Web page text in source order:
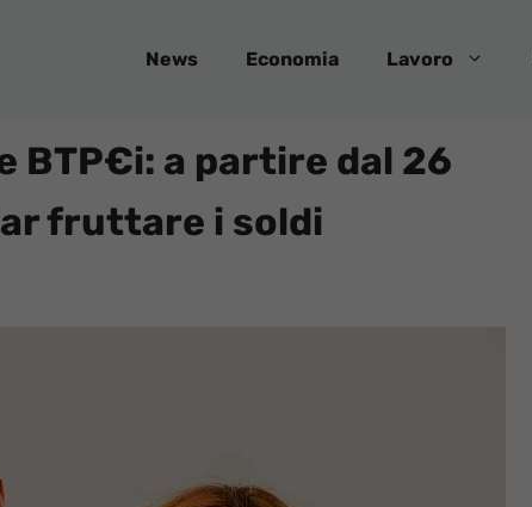
News Economia Lavoro
BTP€i: a partire dal 26
fruttare i soldi